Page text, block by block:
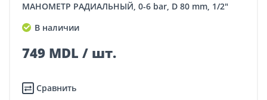
МАНОМЕТР РАДИАЛЬНЫЙ, 0-6 bar, D 80 mm, 1/2"
В наличии
749 MDL / шт.
Сравнить